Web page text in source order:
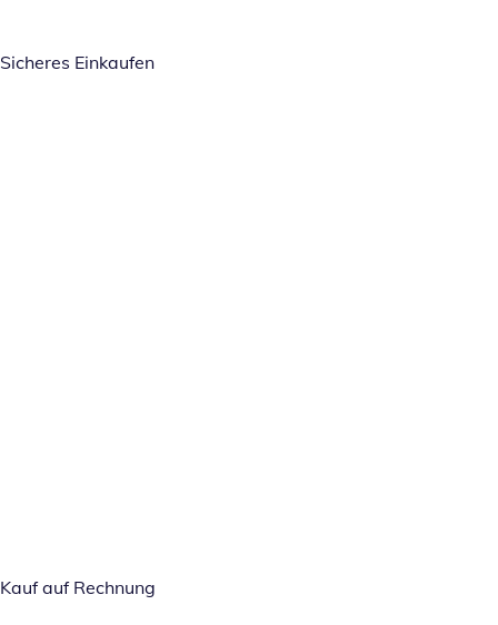
Sicheres Einkaufen
Kauf auf Rechnung